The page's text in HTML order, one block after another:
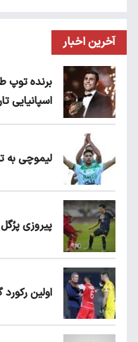
آخرین اخبار
برنده توپ
اسپانیایی
لیموچی به
پیروزی
اولین